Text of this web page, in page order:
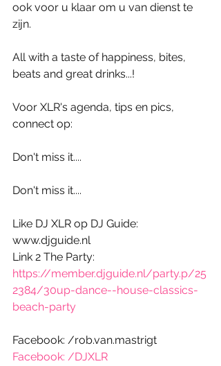
ook voor u klaar om u van dienst te
zijn.
All with a taste of happiness, bites,
beats and great drinks...!
Voor XLR's agenda, tips en pics,
connect op:
Don't miss it....
Don't miss it....
Like DJ XLR op DJ Guide:
www.djguide.nl
Link 2 The Party:
https://member.djguide.nl/party.p/25
2384/30up-dance--house-classics-
beach-party
Facebook: /rob.van.mastrigt
Facebook: /DJXLR